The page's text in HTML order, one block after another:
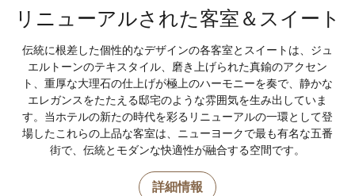
リニューアルされた客室＆スイート
伝統に根差した個性的なデザインの各客室とスイートは、ジュ
エルトーンのテキスタイル、磨き上げられた真鍮のアクセン
ト、重厚な大理石の仕上げが極上のハーモニーを奏で、静かな
エレガンスをたたえる邸宅のような雰囲気を生み出していま
す。当ホテルの新たの時代を彩るリニューアルの一環として登
場したこれらの上品な客室は、ニューヨークで最も有名な五番
街で、伝統とモダンな快適性が融合する空間です。
詳細情報